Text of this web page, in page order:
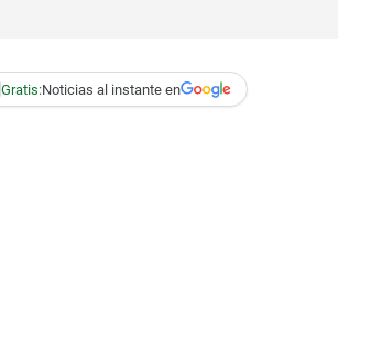
Gratis:Noticias al instante en